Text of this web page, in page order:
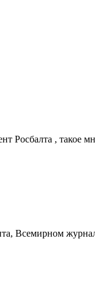
Росбалта , такое
Всемирном